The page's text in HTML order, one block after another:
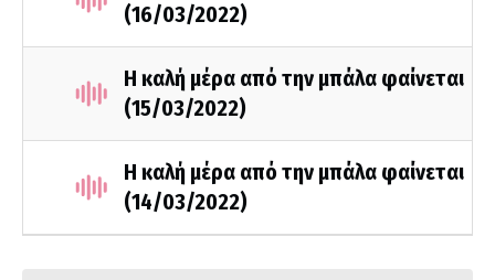
(16/03/2022)
Η καλή μέρα από την μπάλα φαίνεται
(15/03/2022)
Η καλή μέρα από την μπάλα φαίνεται
(14/03/2022)